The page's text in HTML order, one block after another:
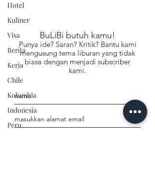
Hotel
Kuliner
Visa
Berita
Kerja
Chile
Kolombia
Indonesia
Peru
BuLiBi butuh kamu!
Punya ide? Saran? Kritik? Bantu kami
mengusung tema liburan yang tidak
biasa dengan menjadi subscriber
kami.